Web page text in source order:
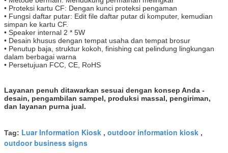
• Proteksi kartu CF: Dengan kunci proteksi pengaman
• Fungsi daftar putar: Edit file daftar putar di komputer, kemudian
simpan ke kartu CF.
• Speaker internal 2 * 5W
• Desain khusus dengan tempat usaha dan tempat brosur
• Penutup baja, struktur kokoh, finishing cat pelindung lingkungan
dalam berbagai warna
• Persetujuan FCC, CE, RoHS
Layanan penuh ditawarkan sesuai dengan konsep Anda -
desain, pengambilan sampel, produksi massal, pengiriman,
dan layanan purna jual.
Tag: Luar Information Kiosk , outdoor information kiosk ,
outdoor business signs